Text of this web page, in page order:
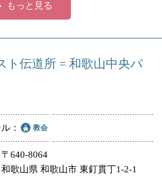
もっと見る
ト伝道所 = 和歌山中央バ
教会
〒640-8064
和歌山県 和歌山市 東釘貫丁1-2-1